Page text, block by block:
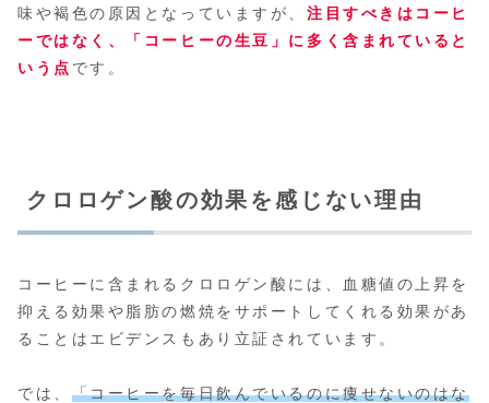
味や褐色の原因となっていますが、 注目すべきはコーヒ
ーではなく、「コーヒーの生豆」に多く含まれていると
いう点 です。
クロロゲン酸の効果を感じない理由
コーヒーに含まれるクロロゲン酸には、血糖値の上昇を
抑える効果や脂肪の燃焼をサポートしてくれる効果があ
ることはエビデンスもあり立証されています。
では、 「コーヒーを毎日飲んでいるのに痩せないのはな